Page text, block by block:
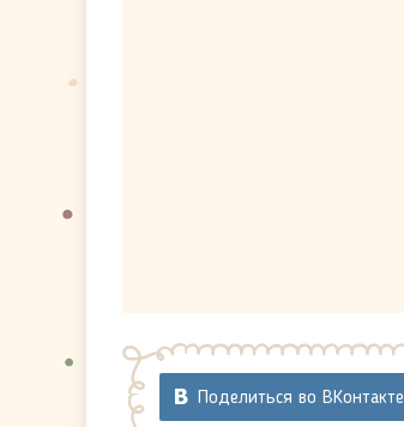
Поделиться во ВКонтакте